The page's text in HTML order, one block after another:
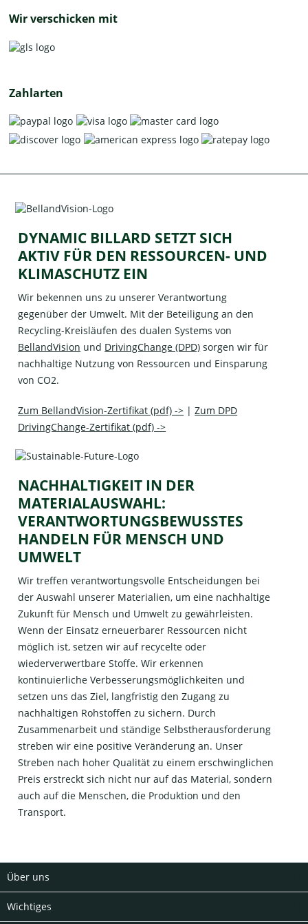
Wir verschicken mit
Zahlarten
DYNAMIC BILLARD SETZT SICH
AKTIV FÜR DEN RESSOURCEN- UND
KLIMASCHUTZ EIN
Wir bekennen uns zu unserer Verantwortung
gegenüber der Umwelt. Mit der Beteiligung an den
Recycling-Kreisläufen des dualen Systems von
BellandVision und DrivingChange (DPD) sorgen wir für
nachhaltige Nutzung von Ressourcen und Einsparung
von CO2.
Zum BellandVision-Zertifikat (pdf) -> |Zum DPD
DrivingChange-Zertifikat (pdf) ->
NACHHALTIGKEIT IN DER
MATERIALAUSWAHL:
VERANTWORTUNGSBEWUSSTES
HANDELN FÜR MENSCH UND
UMWELT
Wir treffen verantwortungsvolle Entscheidungen bei
der Auswahl unserer Materialien, um eine nachhaltige
Zukunft für Mensch und Umwelt zu gewährleisten.
Wenn der Einsatz erneuerbarer Ressourcen nicht
möglich ist, setzen wir auf recycelte oder
wiederverwertbare Stoffe. Wir erkennen
kontinuierliche Verbesserungsmöglichkeiten und
setzen uns das Ziel, langfristig den Zugang zu
nachhaltigen Rohstoffen zu sichern. Durch
Zusammenarbeit und ständige Selbstherausforderung
streben wir eine positive Veränderung an. Unser
Streben nach hoher Qualität zu einem erschwinglichen
Preis erstreckt sich nicht nur auf das Material, sondern
auch auf die Menschen, die Produktion und den
Transport.
Über uns
Wichtiges